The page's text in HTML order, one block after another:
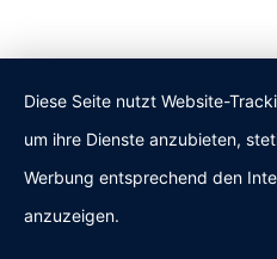
Diese Seite nutzt Website-
um ihre Dienste anzubieten,
Werbung entsprechend den
anzuzeigen.